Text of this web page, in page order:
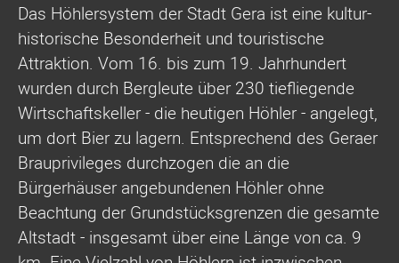
Das Höhlersystem der Stadt Gera ist eine kultur-
historische Besonderheit und touristische
Attraktion. Vom 16. bis zum 19. Jahrhundert
wurden durch Bergleute über 230 tiefliegende
Wirtschaftskeller - die heutigen Höhler - angelegt,
um dort Bier zu lagern. Entsprechend des Geraer
Brauprivileges durchzogen die an die
Bürgerhäuser angebundenen Höhler ohne
Beachtung der Grundstücksgrenzen die gesamte
Altstadt - insgesamt über eine Länge von ca. 9